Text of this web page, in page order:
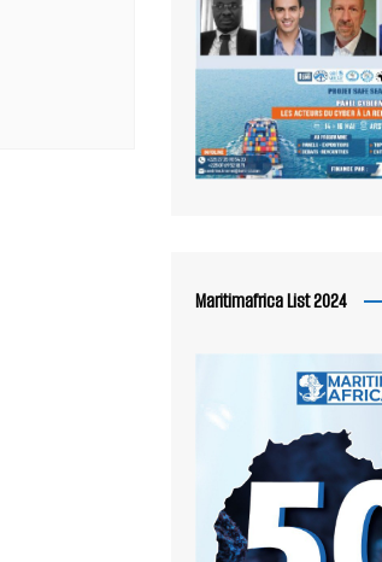
Maritimafrica List 2024